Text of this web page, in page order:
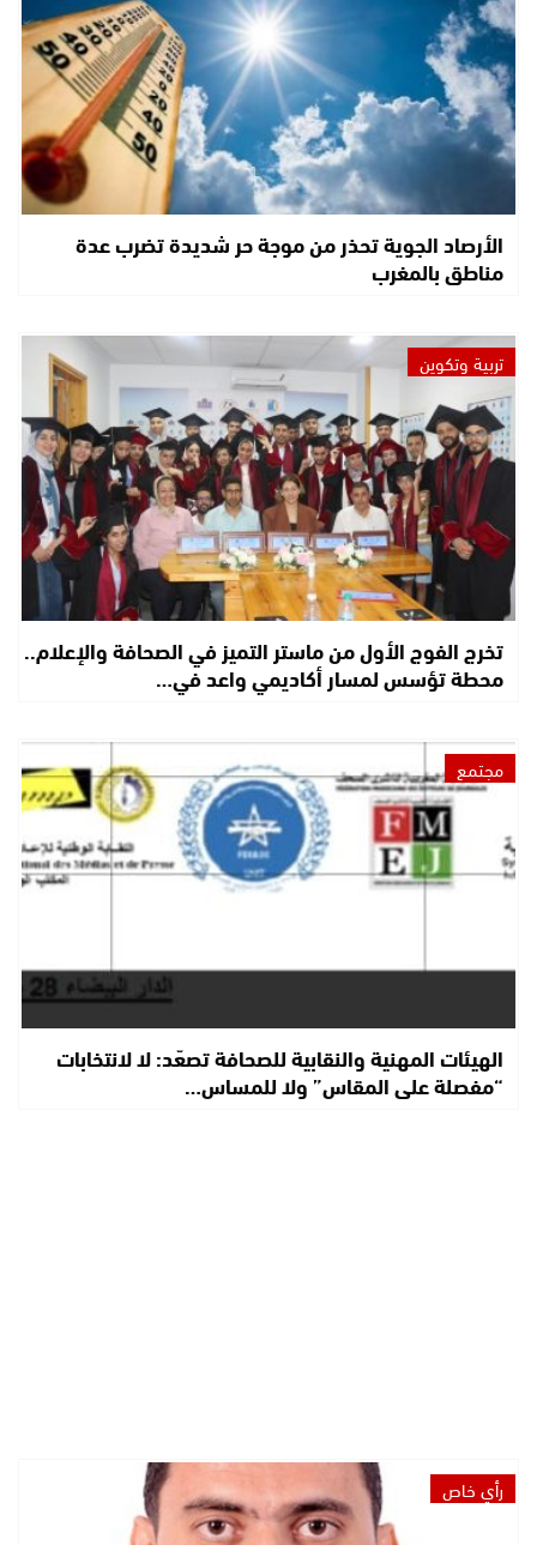
الأرصاد الجوية تحذر من موجة حر شديدة تضرب عدة
مناطق بالمغرب
تربية وتكوين
تخرج الفوج الأول من ماستر التميز في الصحافة والإعلام..
محطة تؤسس لمسار أكاديمي واعد في…
مجتمع
الهيئات المهنية والنقابية للصحافة تصعّد: لا لانتخابات
“مفصلة على المقاس” ولا للمساس…
رأي خاص